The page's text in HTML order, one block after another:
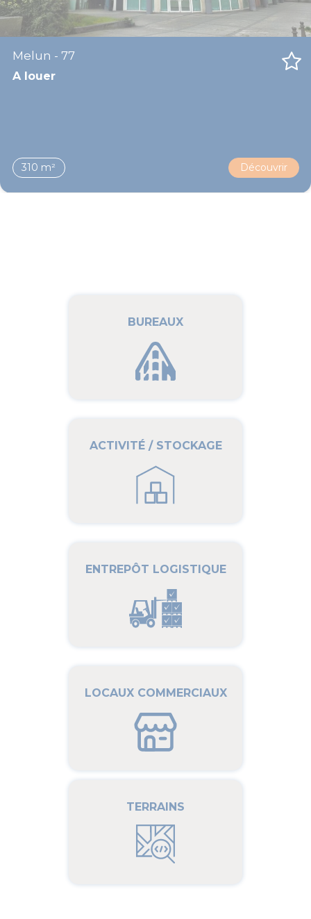
Melun - 77
A louer
310 m² Découvrir
BUREAUX
ACTIVITÉ / STOCKAGE
ENTREPÔT LOGISTIQUE
LOCAUX COMMERCIAUX
TERRAINS